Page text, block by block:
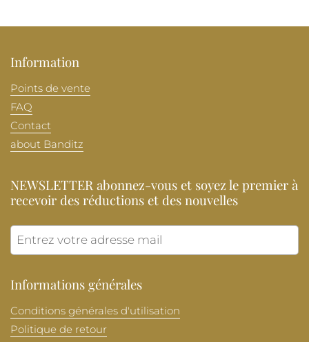
Information
Points de vente
FAQ
Contact
about Banditz
NEWSLETTER abonnez-vous et soyez le premier à
recevoir des réductions et des nouvelles
Informations générales
Conditions générales d'utilisation
Politique de retour